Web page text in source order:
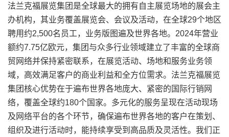
法兰克福展览集团是全球最大的拥有自主展览场地的展会主
办机构，其业务覆盖展览会、会议及活动，在全球29个地区
聘用约2,500名员工，业务版图遍及世界各地。2024年营业
额约7.75亿欧元，集团与众多行业领域建立了丰富的全球商
贸网络并保持紧密联系，在展览活动、场地和服务业务领
域，高效满足客户的商业利益和全方位需求。法兰克福展览
集团核心优势在于遍布世界各地庞大、紧密的国际行销网
络，覆盖全球约180个国家。多元化的服务呈现在活动现场
及网络平台的各个环节，确保遍布世界各地的客户在策划、
组织及进行活动时，能持续享受到高品质及灵活性。我们正